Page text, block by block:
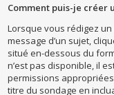
Comment puis-je créer
Lorsque vous rédigez
message d’un sujet,
situé en-dessous du
n’est pas disponible, il
permissions
titre du sondage en